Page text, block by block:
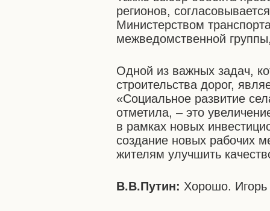
регионов,
Министерством
межведомственной
Одной из важных задач,
строительства дорог,
«Социальное развитие
отметила, – это
в рамках новых
создание новых рабочих
жителям улучшить
В.В.Путин: Хорошо.